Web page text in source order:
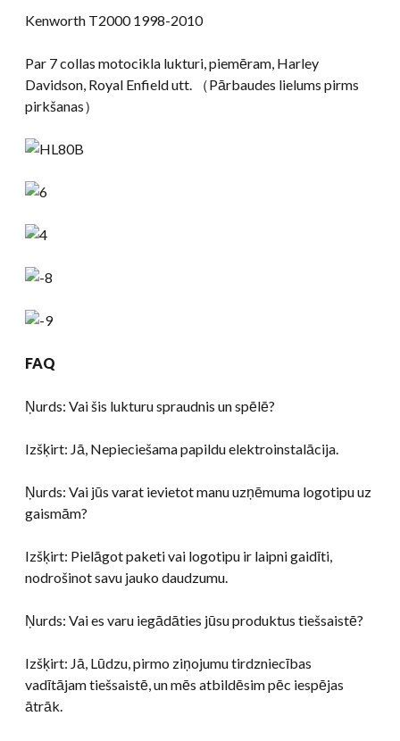
Kenworth T2000 1998-2010
Par 7 collas motocikla lukturi, piemēram, Harley
Davidson, Royal Enfield utt. （Pārbaudes lielums pirms
pirkšanas）
FAQ
Ņurds: Vai šis lukturu spraudnis un spēlē?
Izšķirt: Jā, Nepieciešama papildu elektroinstalācija.
Ņurds: Vai jūs varat ievietot manu uzņēmuma logotipu uz
gaismām?
Izšķirt: Pielāgot paketi vai logotipu ir laipni gaidīti,
nodrošinot savu jauko daudzumu.
Ņurds: Vai es varu iegādāties jūsu produktus tiešsaistē?
Izšķirt: Jā, Lūdzu, pirmo ziņojumu tirdzniecības
vadītājam tiešsaistē, un mēs atbildēsim pēc iespējas
ātrāk.